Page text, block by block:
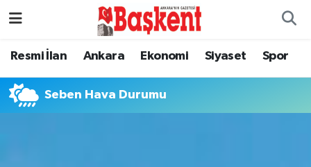
Resmi İlan Ankara Ekonomi Siyaset Spor
Seben Hava Durumu